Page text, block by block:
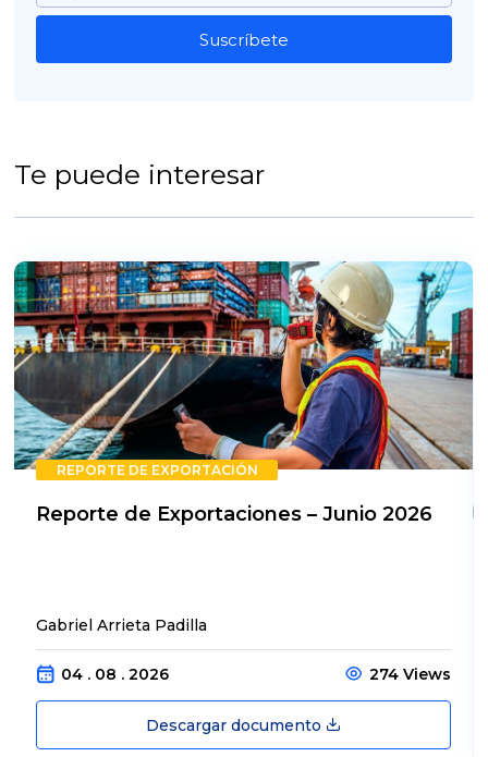
Suscríbete
Te puede interesar
REPORTE DE EXPORTACIÓN
Reporte de Exportaciones – Junio 2026
Gabriel Arrieta Padilla
04 . 08 . 2026 274 Views
Descargar documento